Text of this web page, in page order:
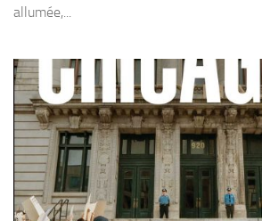
allumée,...